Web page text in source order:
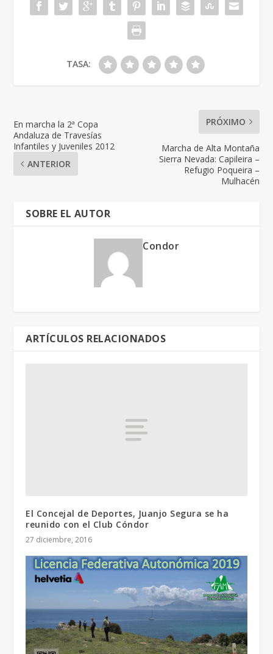
TASA:
En marcha la 2ª Copa
Andaluza de Travesías
Infantiles y Juveniles 2012
ANTERIOR
PRÓXIMO
Marcha de Alta Montaña
Sierra Nevada: Capileira –
Refugio Poqueira –
Mulhacén
SOBRE EL AUTOR
Condor
ARTÍCULOS RELACIONADOS
El Concejal de Deportes, Juanjo Segura se ha
reunido con el Club Cóndor
27 diciembre, 2016